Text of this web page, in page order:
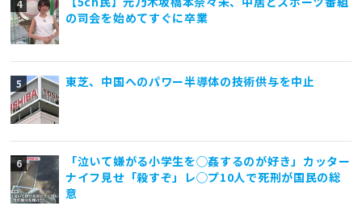
の司会を始めてすぐに卒業
東芝、中国へのパワー半導体の技術供与を中止
「泣いて嫌がる小学生を◯姦するのが好き」カッター
ナイフ見せ「殺すぞ」レ◯プ10人で死刑が国民の総
意